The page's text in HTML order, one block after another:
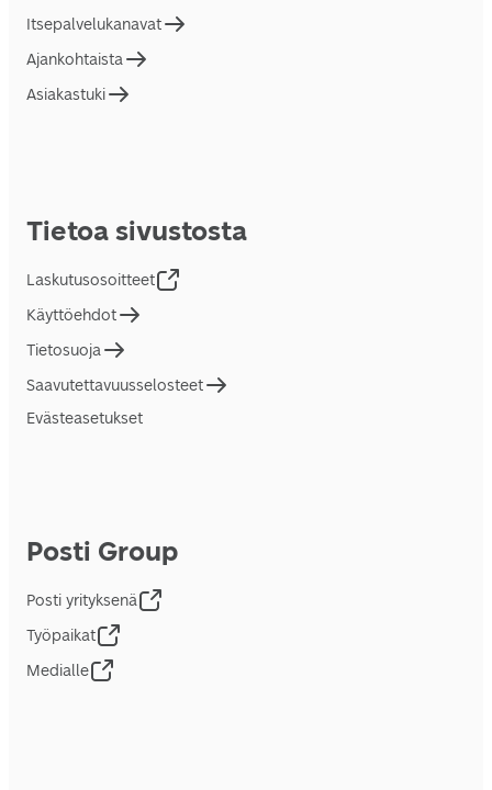
Itsepalvelukanavat
Ajankohtaista
Asiakastuki
Tietoa sivustosta
Laskutusosoitteet
Käyttöehdot
Tietosuoja
Saavutettavuusselosteet
Evästeasetukset
Posti Group
Posti yrityksenä
Työpaikat
Medialle